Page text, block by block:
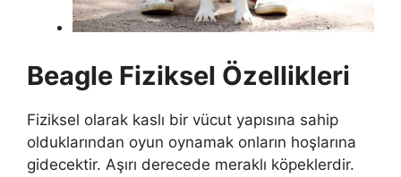
Beagle Fiziksel Özellikleri
Fiziksel olarak kaslı bir vücut yapısına sahip
olduklarından oyun oynamak onların hoşlarına
gidecektir. Aşırı derecede meraklı köpeklerdir.